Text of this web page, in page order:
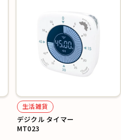
生活雑貨
デジクル タイマー
MT023